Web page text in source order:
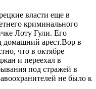
власти еще в
криминального
Лоту Гули. Его
домашний арест.Bор в
что в октябре
и переехал в
под стражей в
не было к